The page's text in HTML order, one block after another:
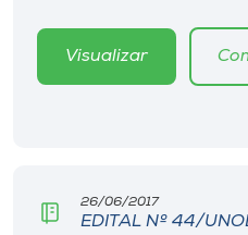
MuseuVisualizar
26/06/2017
EDITAL Nº 44/